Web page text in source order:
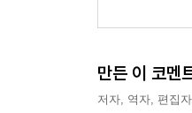
만든 이 코멘
저자, 역자, 편집